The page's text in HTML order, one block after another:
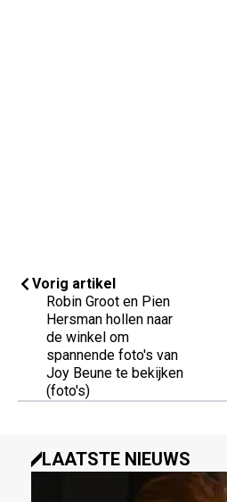
Vorig artikel
Robin Groot en Pien
Hersman hollen naar
de winkel om
spannende foto's van
Joy Beune te bekijken
(foto's)
LAATSTE NIEUWS